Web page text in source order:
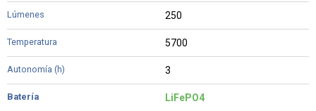
250
5700
3
LiFePO4